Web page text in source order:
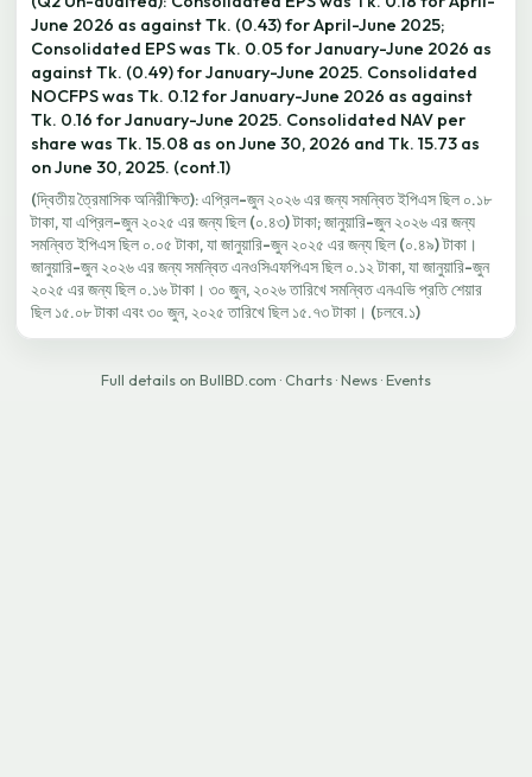
June 2026 as against Tk. (0.43) for April-June 2025;
Consolidated EPS was Tk. 0.05 for January-June 2026 as
against Tk. (0.49) for January-June 2025. Consolidated
NOCFPS was Tk. 0.12 for January-June 2026 as against
Tk. 0.16 for January-June 2025. Consolidated NAV per
share was Tk. 15.08 as on June 30, 2026 and Tk. 15.73 as
on June 30, 2025. (cont.1)
(দ্বিতীয় ত্রৈমাসিক অনিরীক্ষিত): এপ্রিল-জুন ২০২৬ এর জন্য সমন্বিত ইপিএস ছিল ০.১৮
টাকা, যা এপ্রিল-জুন ২০২৫ এর জন্য ছিল (০.৪৩) টাকা; জানুয়ারি-জুন ২০২৬ এর জন্য
সমন্বিত ইপিএস ছিল ০.০৫ টাকা, যা জানুয়ারি-জুন ২০২৫ এর জন্য ছিল (০.৪৯) টাকা।
জানুয়ারি-জুন ২০২৬ এর জন্য সমন্বিত এনওসিএফপিএস ছিল ০.১২ টাকা, যা জানুয়ারি-জুন
২০২৫ এর জন্য ছিল ০.১৬ টাকা। ৩০ জুন, ২০২৬ তারিখে সমন্বিত এনএভি প্রতি শেয়ার
ছিল ১৫.০৮ টাকা এবং ৩০ জুন, ২০২৫ তারিখে ছিল ১৫.৭৩ টাকা। (চলবে.১)
Full details on BullBD.com · Charts · News · Events